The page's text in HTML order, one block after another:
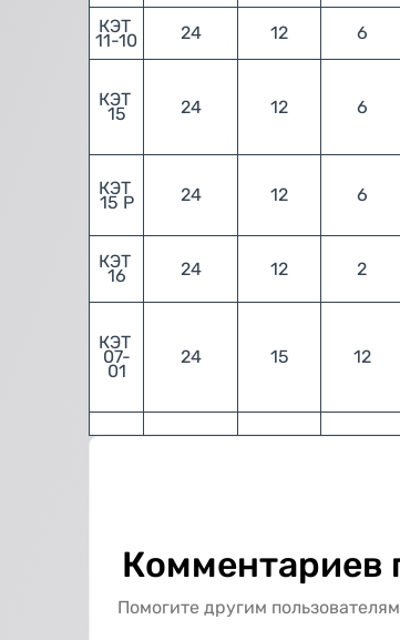
КЭТ
11-10 24 12 6
КЭТ
15 24 12 6
КЭТ
15 Р 24 12 6
КЭТ
16 24 12 2
КЭТ
07-
01
24 15 12
Комментариев
Помогите другим